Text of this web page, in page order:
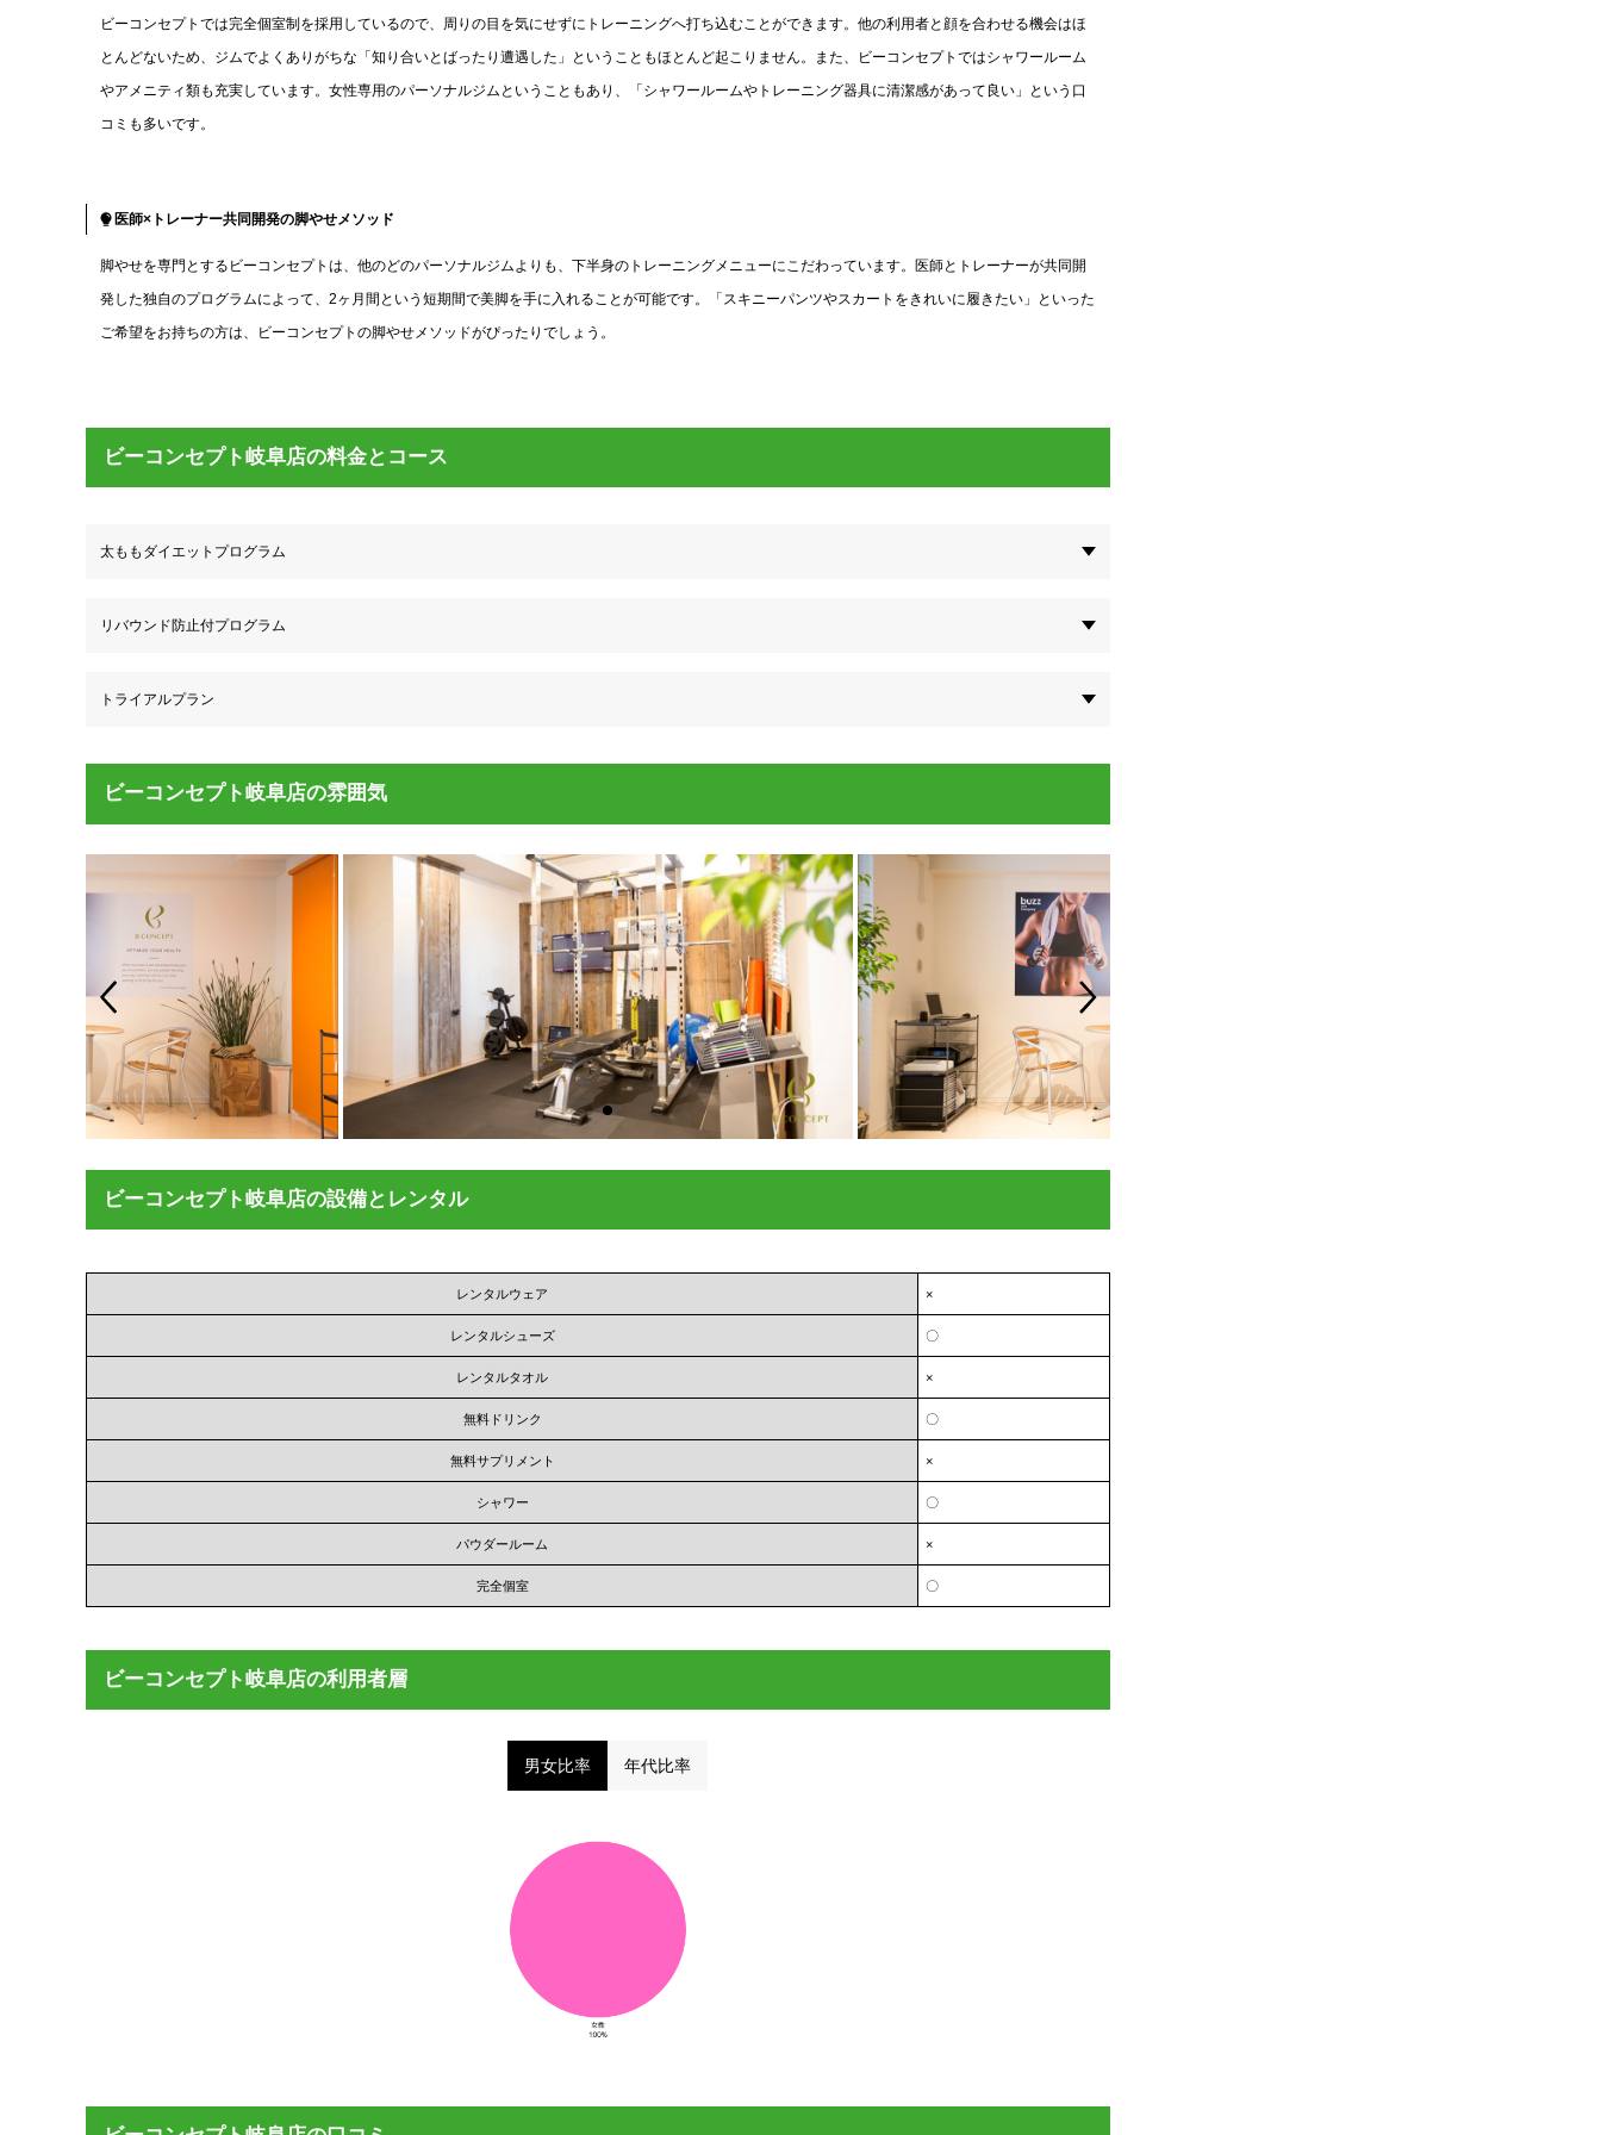
ビーコンセプトでは完全個室制を採用しているので、周りの目を気にせずにトレーニングへ打ち込むことができます。他の利用者と顔を合わせる機会はほ
とんどないため、ジムでよくありがちな「知り合いとばったり遭遇した」ということもほとんど起こりません。また、ビーコンセプトではシャワールーム
やアメニティ類も充実しています。女性専用のパーソナルジムということもあり、「シャワールームやトレーニング器具に清潔感があって良い」という口
コミも多いです。
医師×トレーナー共同開発の脚やせメソッド
脚やせを専門とするビーコンセプトは、他のどのパーソナルジムよりも、下半身のトレーニングメニューにこだわっています。医師とトレーナーが共同開
発した独自のプログラムによって、2ヶ月間という短期間で美脚を手に入れることが可能です。「スキニーパンツやスカートをきれいに履きたい」といった
ご希望をお持ちの方は、ビーコンセプトの脚やせメソッドがぴったりでしょう。
ビーコンセプト岐阜店の料金とコース
太ももダイエットプログラム
リバウンド防止付プログラム
トライアルプラン
ビーコンセプト岐阜店の雰囲気
ビーコンセプト岐阜店の設備とレンタル
レンタルウェア ×
レンタルシューズ 〇
レンタルタオル ×
無料ドリンク 〇
無料サプリメント ×
シャワー 〇
パウダールーム ×
完全個室 〇
ビーコンセプト岐阜店の利用者層
男女比率 年代比率